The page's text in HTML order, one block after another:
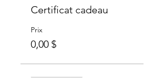
Certificat cadeau
Prix
0,00 $